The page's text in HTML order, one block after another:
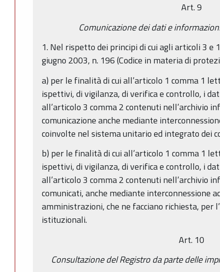
Art. 9
Comunicazione dei dati e
1. Nel rispetto dei principi di cui agli articoli 3 e
giugno 2003, n. 196 (Codice in materia di
a) per le finalità di cui all’articolo 1 comma 1
ispettivi, di vigilanza, di verifica e controllo, i
all’articolo 3 comma 2 contenuti nell’archivio
comunicazione anche mediante
coinvolte nel sistema unitario ed integrato dei
b) per le finalità di cui all’articolo 1 comma 1
ispettivi, di vigilanza, di verifica e controllo, i
all’articolo 3 comma 2 contenuti nell’archivio
comunicati, anche mediante interconnessione
amministrazioni, che ne facciano richiesta, per
istituzionali.
Art. 10
Consultazione del Registro da parte delle